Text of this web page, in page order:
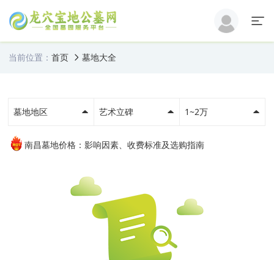
当前位置： 首页 墓地大全
墓地地区 艺术立碑 1~2万
南昌墓地价格：影响因素、收费标准及选购指南